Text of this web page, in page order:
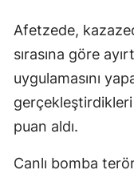
Afetzede,
sırasına göre
uygulamasını
puan aldı.
Canlı bomba